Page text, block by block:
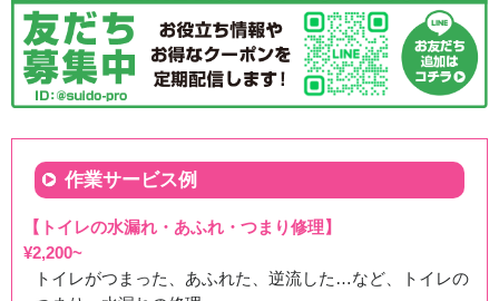
おいて、お客様の個人情報もしくはそれに準ずる情報を
取り扱う際に、当社が遵守する方針を示したものです。
3.情報の取得・利用について
当社は電話、電子メール、フォームメール等の通信手段
にて氏名、住所、電話番号、その他連絡先を取得し、取
得した情報については、以下の利用目的の範囲内におい
①お客様との連絡、ご意見、お問合せ等に対応のため
②当社サービス提供のため
③各種お知らせ、メールマガジン、ＤＭ等の配信・送付
作業サービス例
【トイレの水漏れ・あふれ・つまり修理】
¥2,200~
トイレがつまった、あふれた、逆流した…など、トイレの